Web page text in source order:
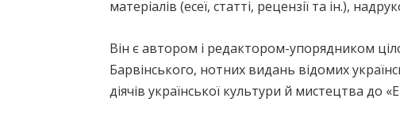
матеріалів (есеї, статті, рецензії та ін.),
Він є автором і редактором-упорядником
Барвінського, нотних видань відомих
діячів української культури й мистецтва до